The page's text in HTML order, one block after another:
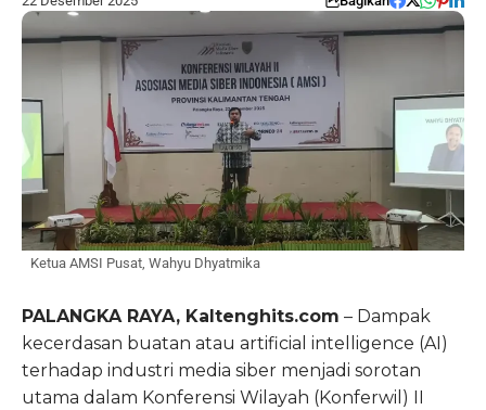
Ketua AMSI Pusat, Wahyu Dhyatmika
PALANGKA RAYA, Kaltenghits.com – Dampak
kecerdasan buatan atau artificial intelligence (AI)
terhadap industri media siber menjadi sorotan
utama dalam Konferensi Wilayah (Konferwil) II